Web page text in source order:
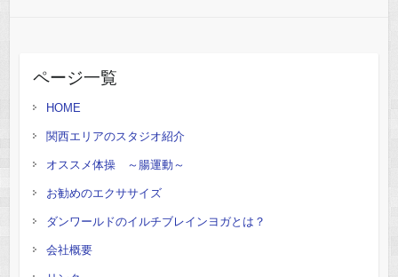
ページ一覧
HOME
関西エリアのスタジオ紹介
オススメ体操 ～腸運動～
お勧めのエクササイズ
ダンワールドのイルチブレインヨガとは？
会社概要